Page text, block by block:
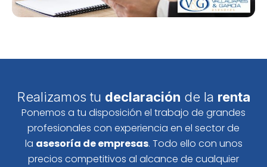
Realizamos tu declaración de la renta
Ponemos a tu disposición el trabajo de grandes
profesionales con experiencia en el sector de
la asesoría de empresas. Todo ello con unos
precios competitivos al alcance de cualquier